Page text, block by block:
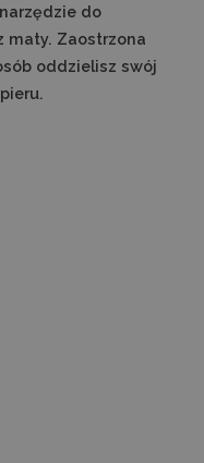
do
maty. Zaostrzona
oddzielisz swój